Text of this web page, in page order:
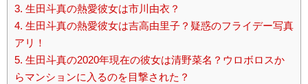
3. 生田斗真の熱愛彼女は市川由衣？
4. 生田斗真の熱愛彼女は吉高由里子？疑惑のフライデー写真
アリ！
5. 生田斗真の2020年現在の彼女は清野菜名？ウロボロスか
らマンションに入るのを目撃された？